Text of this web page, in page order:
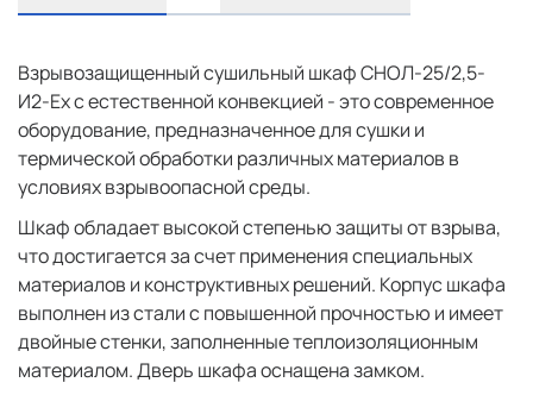
Взрывозащищенный сушильный шкаф СНОЛ-25/2,5-
И2-Ех с естественной конвекцией - это современное
оборудование, предназначенное для сушки и
термической обработки различных материалов в
условиях взрывоопасной среды.
Шкаф обладает высокой степенью защиты от взрыва,
что достигается за счет применения специальных
материалов и конструктивных решений. Корпус шкафа
выполнен из стали с повышенной прочностью и имеет
двойные стенки, заполненные теплоизоляционным
материалом. Дверь шкафа оснащена замком.